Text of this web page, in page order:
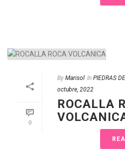
0
By Marisol In PIEDRAS
octubre, 2022
ROCALLA